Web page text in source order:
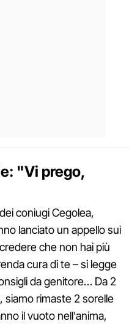
"Vi prego,
coniugi Cegolea,
lanciato un appello sui
che non hai più
cura di te – si legge
da genitore… Da 2
siamo rimaste 2 sorelle
il vuoto nell'anima,